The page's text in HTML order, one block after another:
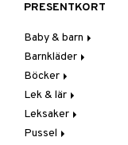
PRESENTKORT
Baby & barn
Accessoarer
För håret
Hattar & Mössor
Övrigt
Plånböcker
Aktivitet
Babygym
Babysitters
Bit & Skallra
Äta
Barnservis
Haklappar
Badrockar &
Barnvagnstillbehör
Barnkläder
Accessoarer
Kepsar & Solhattar
Badkläder & UV-
Klänningar
Nederdelar
Böcker
Dagböcker
Läs & Lär
Målarböcker
Lek & lär
Experiment
Inlärningsspel
Leksaker
Adventskalendrar
Pussel